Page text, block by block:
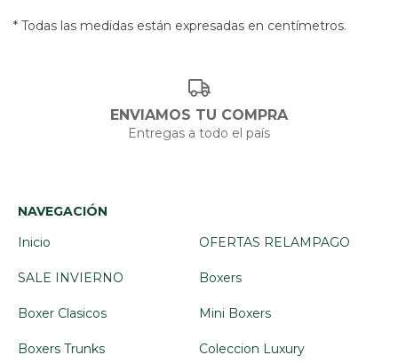
* Todas las medidas están expresadas en centímetros.
ENVIAMOS TU COMPRA
Entregas a todo el país
NAVEGACIÓN
Inicio
OFERTAS RELAMPAGO
SALE INVIERNO Boxers
Boxer Clasicos Mini Boxers
Boxers Trunks Coleccion Luxury